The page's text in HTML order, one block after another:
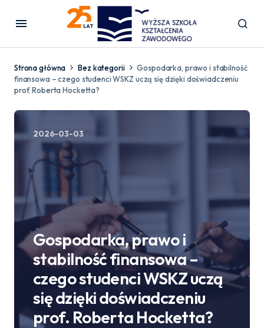
Strona główna Bez kategorii
Gospodarka, prawo i stabilność
finansowa – czego studenci WSKZ uczą się dzięki doświadczeniu
prof. Roberta Hocketta?
2026-03-03
Gospodarka, prawo i
stabilność finansowa –
czego studenci WSKZ uczą
się dzięki doświadczeniu
prof. Roberta Hocketta?